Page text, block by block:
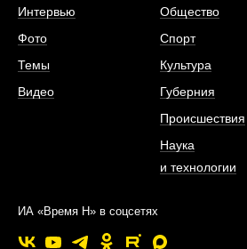
Интервью
Фото
Темы
Видео
Общество
Спорт
Культура
Губерния
Происшествия
Наука
и технологии
ИА «Время Н» в соцсетях